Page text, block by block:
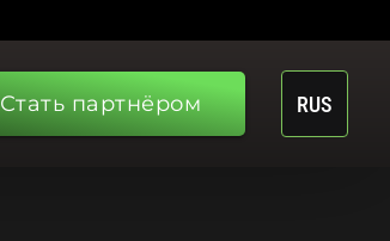
Стать партнёром RUS